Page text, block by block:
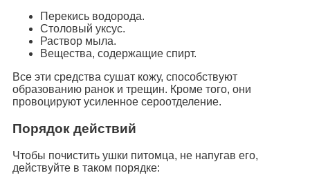
Перекись водорода.
Столовый уксус.
Раствор мыла.
Вещества, содержащие спирт.
Все эти средства сушат кожу, способствуют
образованию ранок и трещин. Кроме того, они
провоцируют усиленное сероотделение.
Порядок действий
Чтобы почистить ушки питомца, не напугав его,
действуйте в таком порядке: